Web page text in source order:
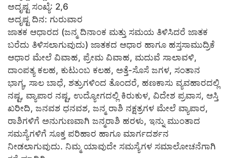
ಅದೃಷ್ಟ ಸಂಖ್ಯೆ: 2,6
ಅದೃಷ್ಟ ದಿನ: ಗುರುವಾರ
ಜಾತಕ ಆಧಾರದ (ಜನ್ಮ ದಿನಾಂಕ ಮತ್ತು ಸಮಯ ತಿಳಿಸಿದರೆ ಜಾತಕ
ಬರೆದು ತಿಳಿಸಲಾಗುವುದು) ಜಾತಕದ ಆಧಾರ ಹಾಗೂ ಹಸ್ತಸಾಮುದ್ರಿಕೆ
ಆಧಾರ ಮೇಲೆ ವಿವಾಹ, ಪ್ರೇಮ ವಿವಾಹ, ಮದುವೆ ಸಾಲಾವಳಿ,
ದಾಂಪತ್ಯ ಕಲಹ, ಕುಟುಂಬ ಕಲಹ, ಅತ್ತೆ-ಸೊಸೆ ಜಗಳ, ಸಂತಾನ
ಭಾಗ್ಯ, ಸಾಲ ಬಾಧೆ, ಶತ್ರುಗಳಿಂದ ತೊಂದರೆ, ಹಣಕಾಸು ವ್ಯವಹಾರದಲ್ಲಿ
ನಷ್ಟ, ವ್ಯಾಪಾರ ನಷ್ಟ, ಉದ್ಯೋಗದಲ್ಲಿ ಕಿರುಕುಳ, ವಿದೇಶ ಪ್ರವಾಸ, ಆಸ್ತಿ
ಖರೀದಿ, ಜನವಶ ಧನವಶ, ಜನ್ಮ ರಾಶಿ ನಕ್ಷತ್ರಗಳ ಮೇಲೆ ವ್ಯಾಪಾರ,
ರಾಶಿಗಳಿಗೆ ಅನುಗುಣವಾಗಿ ಜನ್ಮರಾಶಿ ಹರಳು, ಇನ್ನು ಮುಂತಾದ
ಸಮಸ್ಯೆಗಳಿಗೆ ಸೂಕ್ತ ಪರಿಹಾರ ಹಾಗೂ ಮಾರ್ಗದರ್ಶನ
ನೀಡಲಾಗುವುದು. ನಿಮ್ಮ ಯಾವುದೇ ಸಮಸ್ಯೆಗಳ ಸಮಾಲೋಚನೆಗಾಗಿ